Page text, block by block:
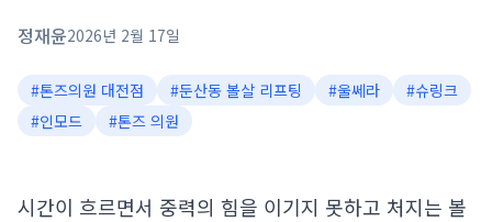
정재윤2026년 2월 17일
#톤즈의원 대전점 #둔산동 볼살 리프팅 #울쎄라 #슈링크
#인모드 #톤즈 의원
시간이 흐르면서 중력의 힘을 이기지 못하고 처지는 볼